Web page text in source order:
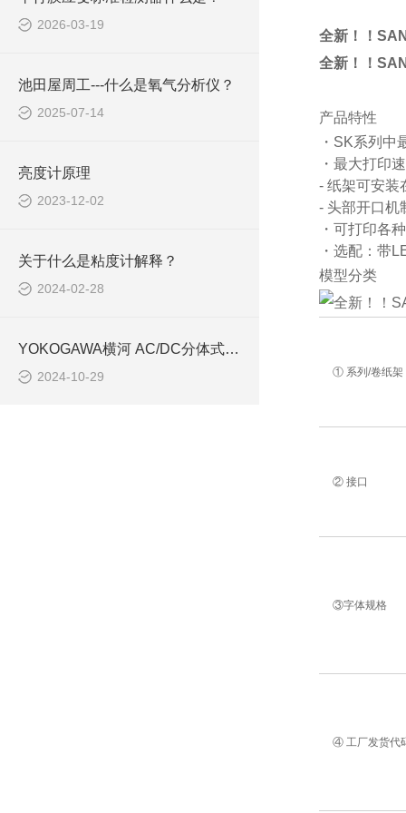
2026-03-19
池田屋周工---什么是氧气分析仪？
2025-07-14
亮度计原理
2023-12-02
关于什么是粘度计解释？
2024-02-28
YOKOGAWA横河 AC/DC分体式电流传感器“CT1000S”
2024-10-29
全新！！
全新！！
产品特性
・SK系列中
・最大打印
- 纸架可安装
- 头部开口机
・可打印各
・选配：带
模型分类
① 系列/卷纸架
② 接口
③字体规格
④ 工厂发货代